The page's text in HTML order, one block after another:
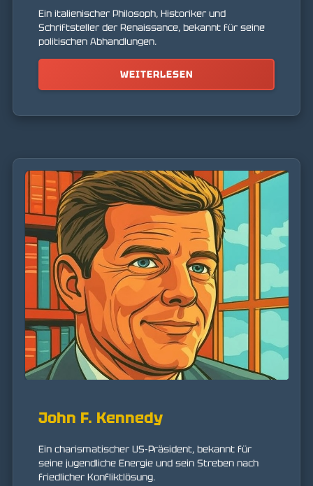
Ein italienischer Philosoph, Historiker und
Schriftsteller der Renaissance, bekannt für seine
politischen Abhandlungen.
WEITERLESEN
John F. Kennedy
Ein charismatischer US-Präsident, bekannt für
seine jugendliche Energie und sein Streben nach
friedlicher Konfliktlösung.